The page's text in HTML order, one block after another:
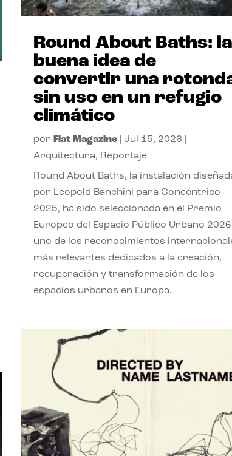
Round About Baths: la
buena idea de
convertir una
sin uso en un refugio
climático
por Flat Magazine| Jul 15, 2026
Arquitectura, Reportaje
Round About Baths, la instalación
por Leopold Banchini para Concéntrico
2025, ha sido seleccionada en el Premio
Europeo del Espacio Público Urbano
uno de los reconocimientos
más relevantes dedicados a la creación,
recuperación y transformación de los
espacios urbanos en Europa.